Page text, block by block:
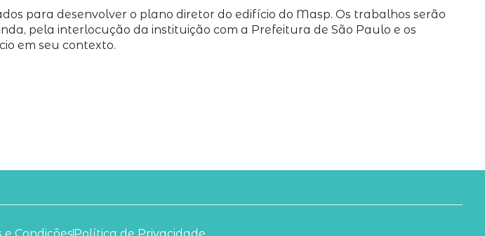
para desenvolver o plano diretor do edifício do Masp. Os trabalhos serão
pela interlocução da instituição com a Prefeitura de São Paulo e os
em seu contexto.
e CondiçõesPolítica de Privacidade